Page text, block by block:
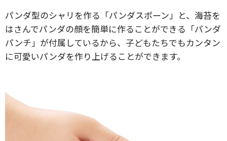
パンダ型のシャリを作る「パンダスポーン」と、海苔を
はさんでパンダの顔を簡単に作ることができる「パンダ
パンチ」が付属しているから、子どもたちでもカンタン
に可愛いパンダを作り上げることができます。